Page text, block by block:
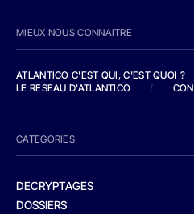
MIEUX NOUS CONNAITRE
ATLANTICO C'EST QUI, C'EST QUOI ?
LE RESEAU D'ATLANTICO
/
CATEGORIES
DECRYPTAGES
DOSSIERS